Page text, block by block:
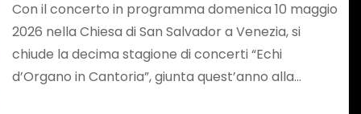
Con il concerto in programma domenica 10 maggio
2026 nella Chiesa di San Salvador a Venezia, si
chiude la decima stagione di concerti “Echi
d’Organo in Cantoria”, giunta quest’anno alla…
SPORT FURLAN
PAR FURLAN: ai
nostri microfoni